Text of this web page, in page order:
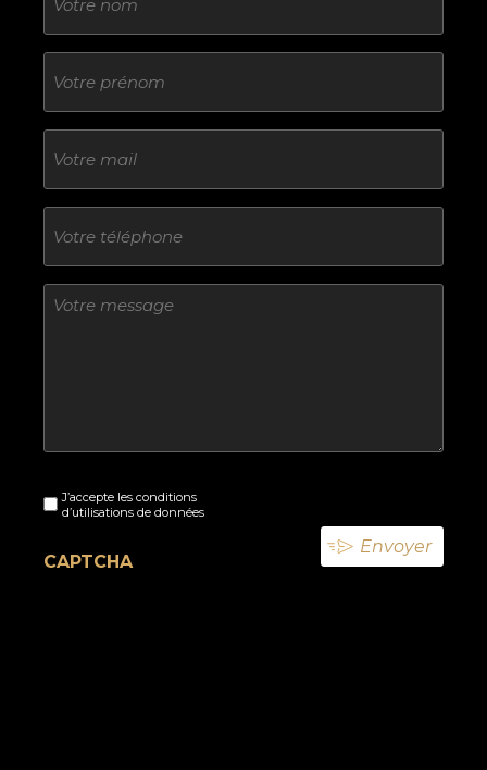
Sans
titre
E-
mail
Téléphone
Sans
titre
titreJ’accepte les conditions
d’utilisations de données
CAPTCHA